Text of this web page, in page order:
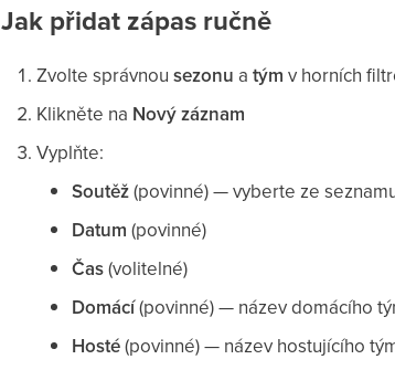
Jak přidat zápas ručně
Zvolte správnousezonu atým v horních
Klikněte na Nový záznam
Vyplňte:
Soutěž(povinné) — vyberte ze
Datum (povinné)
Čas(volitelné)
Domácí(povinné) — název domácího
Hosté(povinné) — název hostujícího